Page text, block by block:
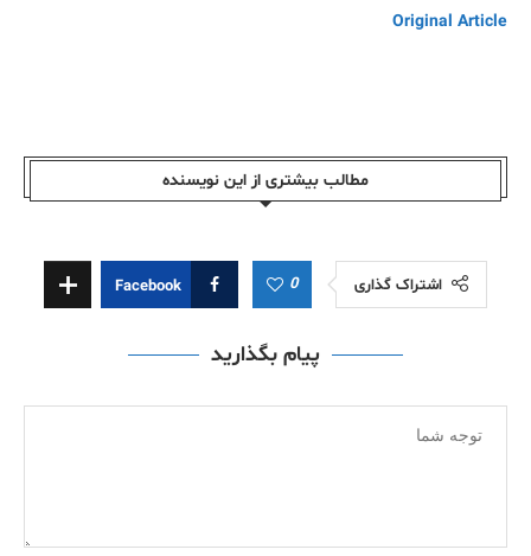
Original Article
مطالب بیشتری از این نویسندە
اشتراک گذاری 0
Facebook
پیام بگذارید